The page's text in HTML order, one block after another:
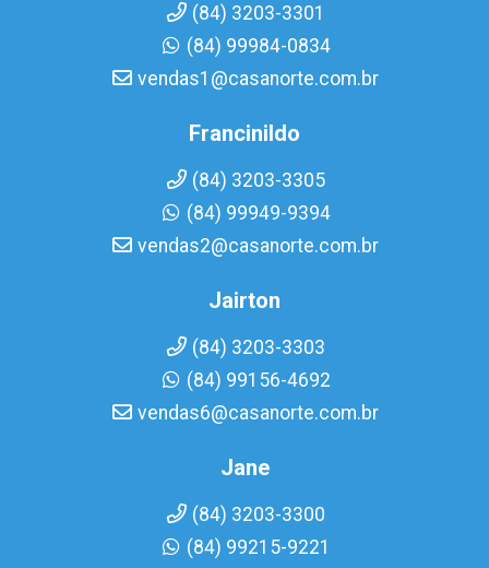
(84) 3203-3301
(84) 99984-0834
vendas1@casanorte.com.br
Francinildo
(84) 3203-3305
(84) 99949-9394
vendas2@casanorte.com.br
Jairton
(84) 3203-3303
(84) 99156-4692
vendas6@casanorte.com.br
Jane
(84) 3203-3300
(84) 99215-9221